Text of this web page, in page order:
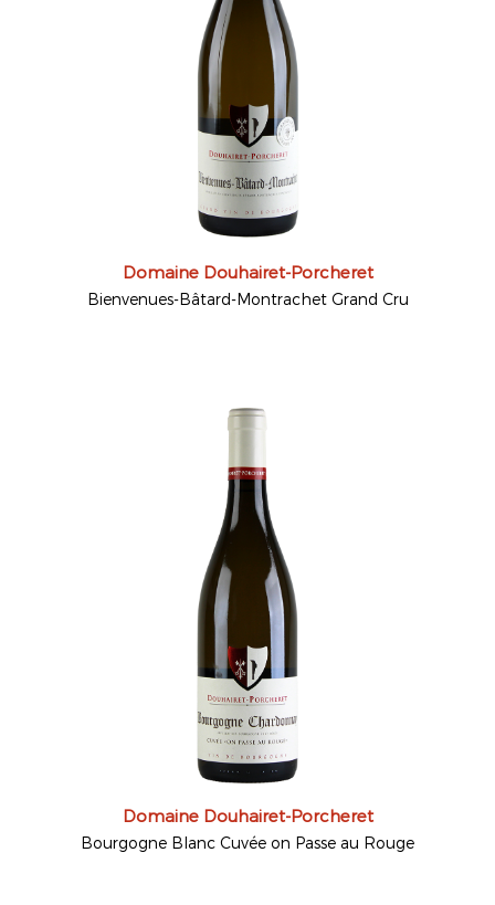
Domaine Douhairet-Porcheret
Bienvenues-Bâtard-Montrachet Grand Cru
Domaine Douhairet-Porcheret
Bourgogne Blanc Cuvée on Passe au Rouge